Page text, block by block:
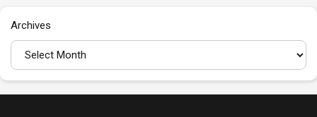
Archives